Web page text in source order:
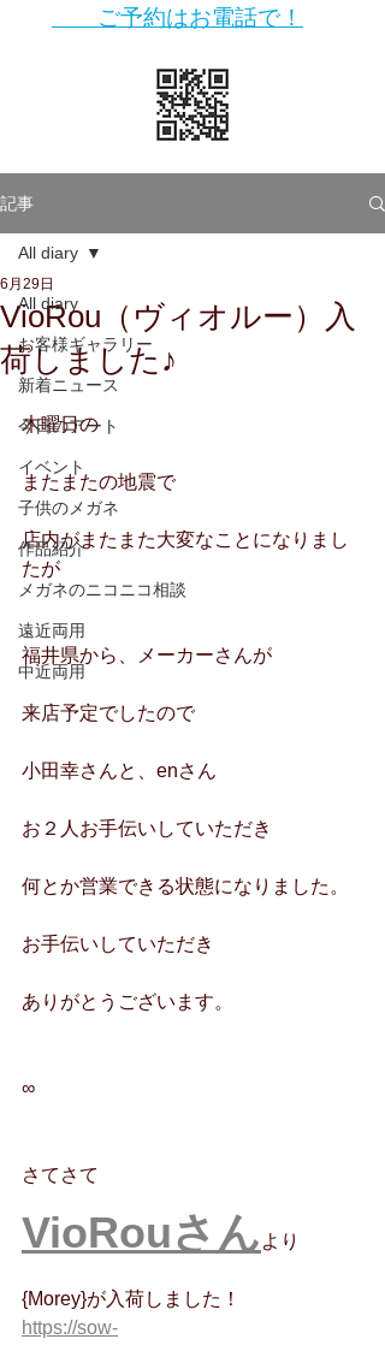
ご予約はお電話で！
記事
All diary
お客様ギャラリー
新着ニュース
今日のアート
イベント
子供のメガネ
作品紹介
メガネのニコニコ相談
遠近両用
中近両用
All diary
VioRou（ヴィオルー）入
荷しました♪
6月29日
木曜日の
またまたの地震で
店内がまたまた大変なことになりまし
たが
福井県から、メーカーさんが
来店予定でしたので
小田幸さんと、enさん
お２人お手伝いしていただき
何とか営業できる状態になりました。
お手伝いしていただき
ありがとうございます。
∞
さてさて
VioRouさん より
{Morey}が入荷しました！
https://sow-